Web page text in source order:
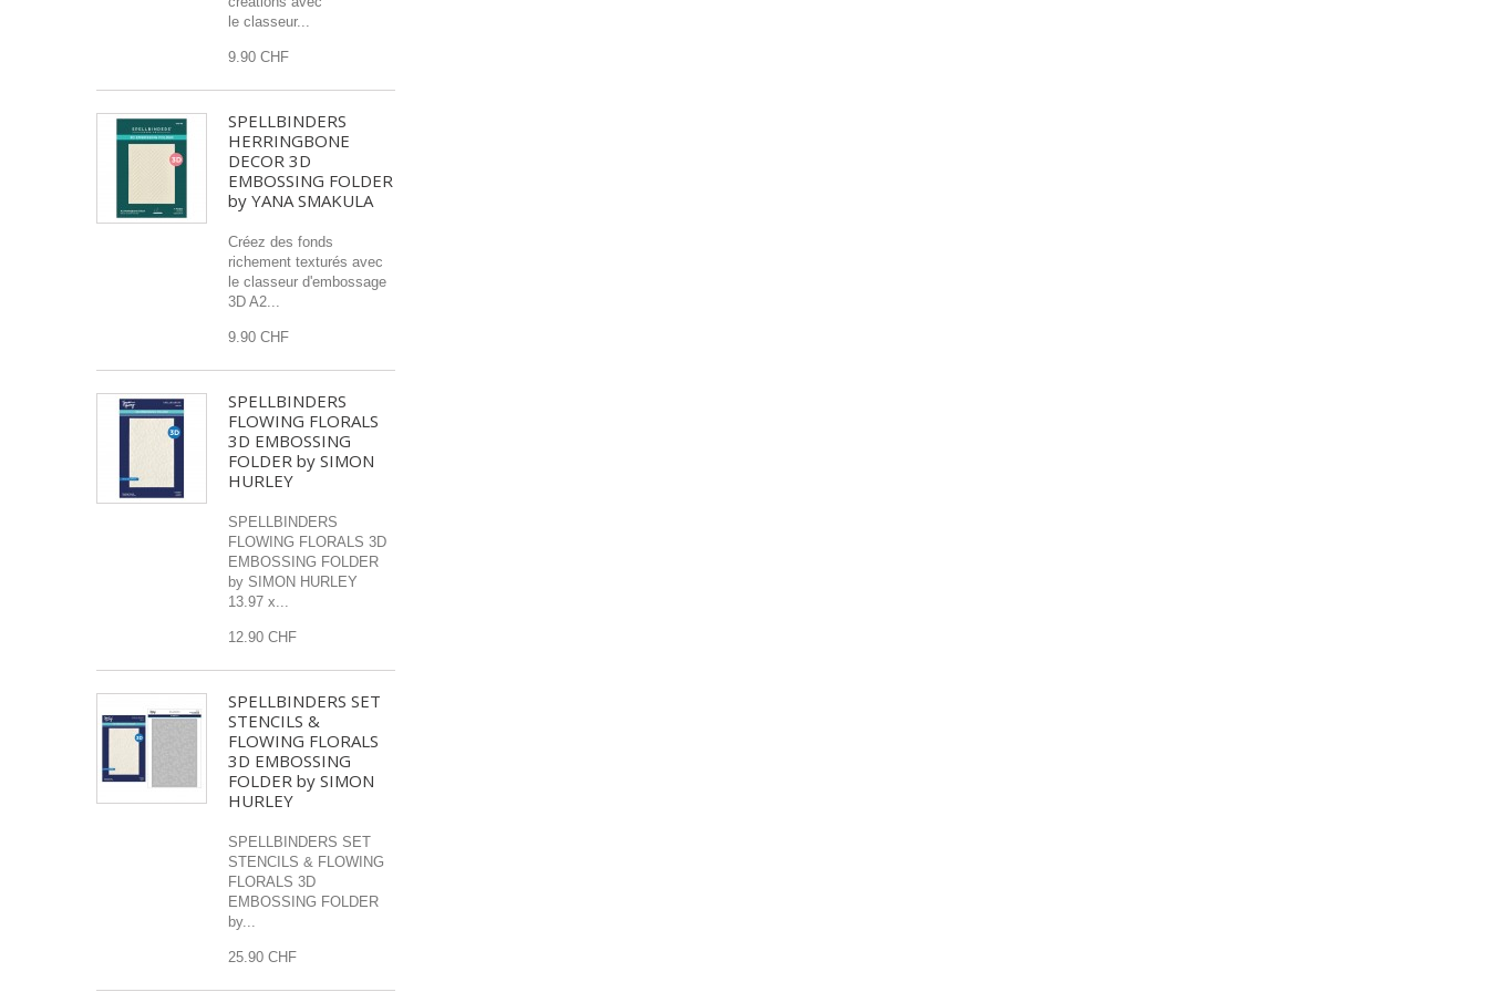
le classeur...
9.90 CHF
SPELLBINDERS
HERRINGBONE
DECOR 3D
EMBOSSING FOLDER
by YANA SMAKULA
Créez des fonds
richement texturés avec
le classeur d'embossage
3D A2...
9.90 CHF
SPELLBINDERS
FLOWING FLORALS
3D EMBOSSING
FOLDER by SIMON
HURLEY
SPELLBINDERS
FLOWING FLORALS 3D
EMBOSSING FOLDER
by SIMON HURLEY
13.97 x...
12.90 CHF
SPELLBINDERS SET
STENCILS &
FLOWING FLORALS
3D EMBOSSING
FOLDER by SIMON
HURLEY
SPELLBINDERS SET
STENCILS & FLOWING
FLORALS 3D
EMBOSSING FOLDER
by...
25.90 CHF